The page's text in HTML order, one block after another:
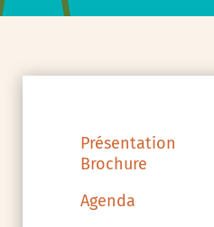
Présentation
Brochure
Agenda